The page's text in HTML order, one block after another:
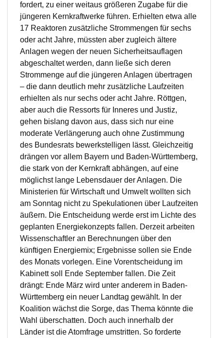
fordert, zu einer weitaus größeren Zugabe für die
jüngeren Kernkraftwerke führen. Erhielten etwa alle
17 Reaktoren zusätzliche Strommengen für sechs
oder acht Jahre, müssten aber zugleich ältere
Anlagen wegen der neuen Sicherheitsauflagen
abgeschaltet werden, dann ließe sich deren
Strommenge auf die jüngeren Anlagen übertragen
– die dann deutlich mehr zusätzliche Laufzeiten
erhielten als nur sechs oder acht Jahre. Röttgen,
aber auch die Ressorts für Inneres und Justiz,
gehen bislang davon aus, dass sich nur eine
moderate Verlängerung auch ohne Zustimmung
des Bundesrats bewerkstelligen lässt. Gleichzeitig
drängen vor allem Bayern und Baden-Württemberg,
die stark von der Kernkraft abhängen, auf eine
möglichst lange Lebensdauer der Anlagen. Die
Ministerien für Wirtschaft und Umwelt wollten sich
am Sonntag nicht zu Spekulationen über Laufzeiten
äußern. Die Entscheidung werde erst im Lichte des
geplanten Energiekonzepts fallen. Derzeit arbeiten
Wissenschaftler an Berechnungen über den
künftigen Energiemix; Ergebnisse sollen sie Ende
des Monats vorlegen. Eine Vorentscheidung im
Kabinett soll Ende September fallen. Die Zeit
drängt: Ende März wird unter anderem in Baden-
Württemberg ein neuer Landtag gewählt. In der
Koalition wächst die Sorge, das Thema könnte die
Wahl überschatten. Doch auch innerhalb der
Länder ist die Atomfrage umstritten. So forderte